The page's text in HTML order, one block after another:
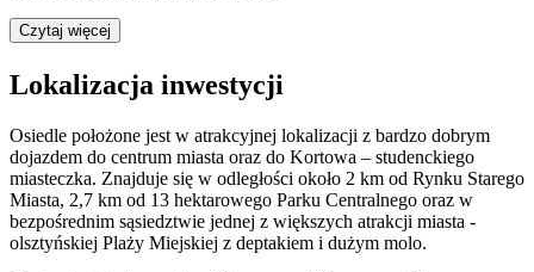
Czytaj więcej
Lokalizacja inwestycji
Osiedle położone jest w atrakcyjnej lokalizacji z bardzo dobrym
dojazdem do centrum miasta oraz do Kortowa – studenckiego
miasteczka. Znajduje się w odległości około 2 km od Rynku Starego
Miasta, 2,7 km od 13 hektarowego Parku Centralnego oraz w
bezpośrednim sąsiedztwie jednej z większych atrakcji miasta -
olsztyńskiej Plaży Miejskiej z deptakiem i dużym molo.